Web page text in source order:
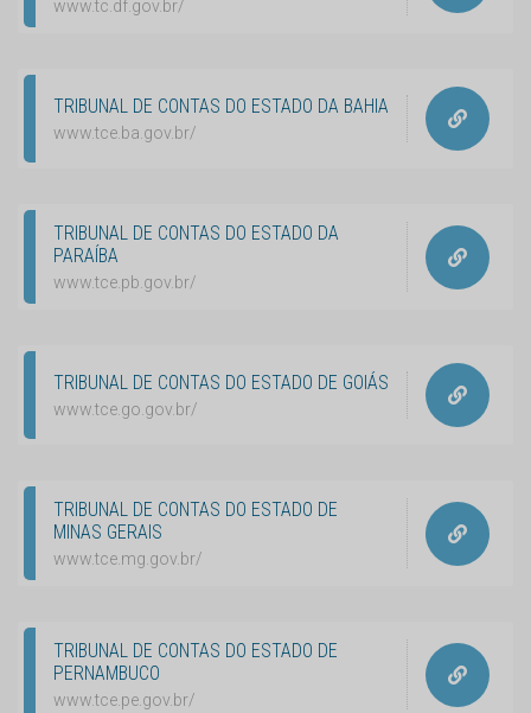
www.tc.df.gov.br/
TRIBUNAL DE CONTAS DO ESTADO DA BAHIA
www.tce.ba.gov.br/
TRIBUNAL DE CONTAS DO ESTADO DA
PARAÍBA
www.tce.pb.gov.br/
TRIBUNAL DE CONTAS DO ESTADO DE GOIÁS
www.tce.go.gov.br/
TRIBUNAL DE CONTAS DO ESTADO DE
MINAS GERAIS
www.tce.mg.gov.br/
TRIBUNAL DE CONTAS DO ESTADO DE
PERNAMBUCO
www.tce.pe.gov.br/